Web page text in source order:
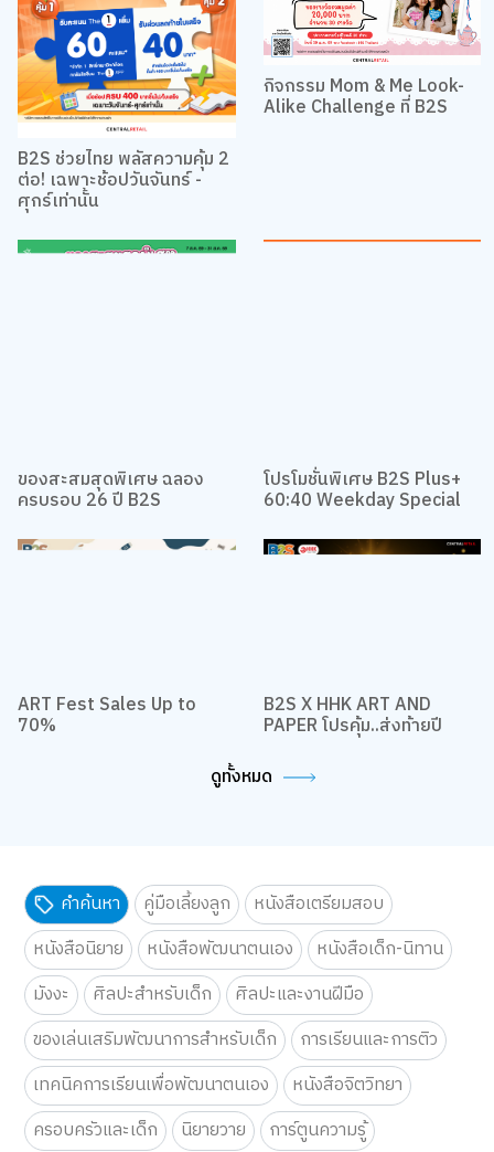
B2S ช่วยไทย พลัสความคุ้ม 2
ต่อ! เฉพาะช้อปวันจันทร์ -
ศุกร์เท่านั้น
กิจกรรม Mom & Me Look-
Alike Challenge ที่ B2S
ของสะสมสุดพิเศษ ฉลอง
ครบรอบ 26 ปี B2S
โปรโมชั่นพิเศษ B2S Plus+
60:40 Weekday Special
ART Fest Sales Up to
70%
B2S X HHK ART AND
PAPER โปรคุ้ม..ส่งท้ายปี
ดูทั้งหมด
คำค้นหา คู่มือเลี้ยงลูก
หนังสือเตรียมสอบ
หนังสือนิยาย
หนังสือพัฒนาตนเอง
หนังสือเด็ก-นิทาน
มังงะ
ศิลปะสำหรับเด็ก
ศิลปะและงานฝีมือ
ของเล่นเสริมพัฒนาการสำหรับเด็ก
การเรียนและการติว
เทคนิคการเรียนเพื่อพัฒนาตนเอง
หนังสือจิตวิทยา
ครอบครัวและเด็ก
นิยายวาย
การ์ตูนความรู้